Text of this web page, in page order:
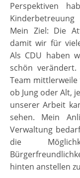
Perspektiven
Mein Ziel: Die
damit wir für
Als CDU haben
schön
Team
ob Jung oder Alt,
unserer Arbeit
sehen. Mein
Verwaltung
die
hinten anstellen